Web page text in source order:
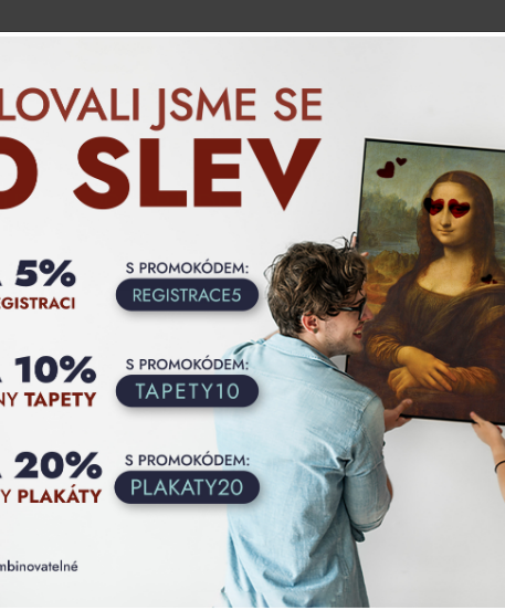
SE PŘI OBJEDNÁVCE A VYUŽIJTE NÁŠ
SLEVU 5% Z CELÉHO NÁKUPU.
Nejoblíbenější